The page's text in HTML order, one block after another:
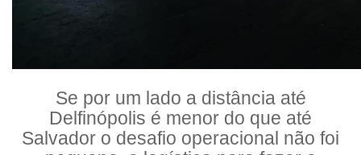
Se por um lado a distância até
Delfinópolis é menor do que até
Salvador o desafio operacional não foi